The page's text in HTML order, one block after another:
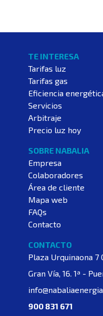
CONTACTO
Plaza Urquinaona 7
Gran Vía, 16. 1ª -
900 831 671
TE INTERESA
Tarifas luz
Tarifas gas
Eficiencia
Servicios
Arbitraje
Precio luz hoy
SOBRE NABALIA
Empresa
Colaboradores
Área de cliente
Mapa web
FAQs
Contacto